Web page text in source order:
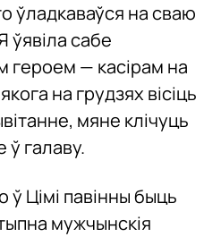
ўладкаваўся на сваю
ўявіла сабе
героем — касірам на
на грудзях вісіць
мяне клічуць
галаву.
Цімі павінны быць
мужчынскія